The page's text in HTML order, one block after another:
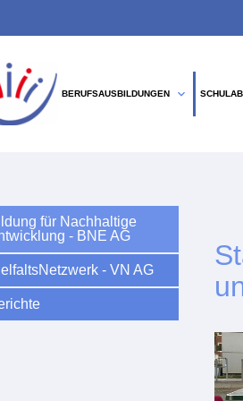
BERUFSAUSBILDUNGEN expand_more
Suchbegriffe
für Nachhaltige
- BNE AG
- VN AG